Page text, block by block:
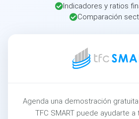
Indicadores y ratios
Comparación
Agenda una demostración
TFC SMART puede ayudarte